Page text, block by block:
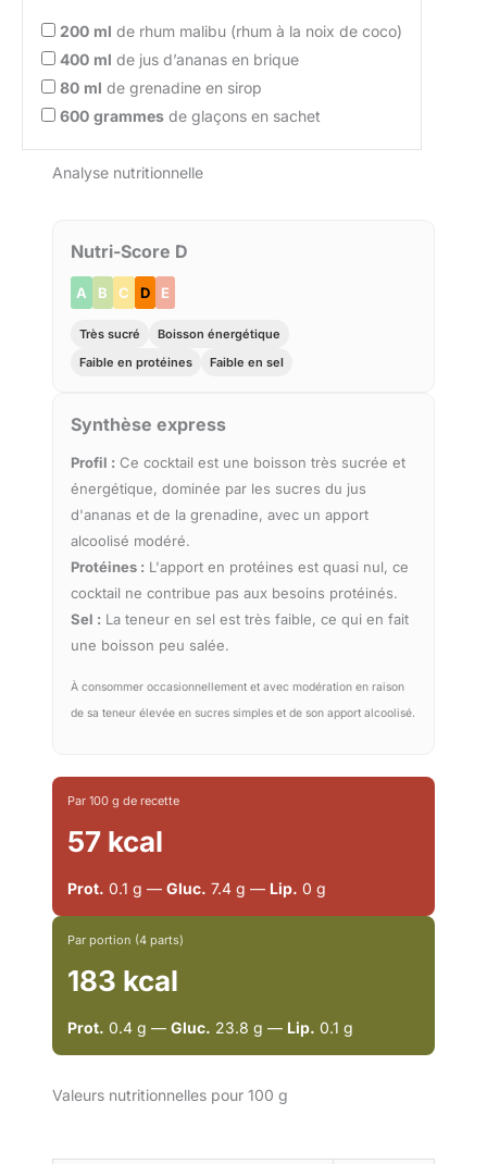
200 ml de rhum malibu (rhum à la noix de coco)
400 ml de jus d’ananas en brique
80 ml de grenadine en sirop
600 grammes de glaçons en sachet
Analyse nutritionnelle
Nutri-Score D
A B C D E
Très sucré
Boisson énergétique
Faible en protéines
Faible en sel
Synthèse express
Profil : Ce cocktail est une boisson très sucrée et
énergétique, dominée par les sucres du jus
d'ananas et de la grenadine, avec un apport
alcoolisé modéré.
Protéines : L'apport en protéines est quasi nul, ce
cocktail ne contribue pas aux besoins protéinés.
Sel : La teneur en sel est très faible, ce qui en fait
une boisson peu salée.
À consommer occasionnellement et avec modération en raison
de sa teneur élevée en sucres simples et de son apport alcoolisé.
Par 100 g de recette
57 kcal
Prot. 0.1 g — Gluc. 7.4 g — Lip. 0 g
Par portion (4 parts)
183 kcal
Prot. 0.4 g — Gluc. 23.8 g — Lip. 0.1 g
Valeurs nutritionnelles pour 100 g